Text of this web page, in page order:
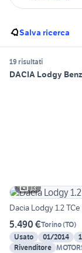
Salva ricerca
19 risultati
DACIA Lodgy
13
Dacia Lodgy 1.2
5.490 €Torino(TO)
Usato
01/2014
Rivenditore